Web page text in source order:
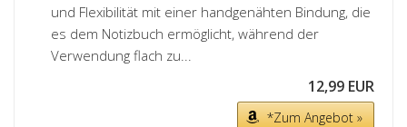
und Flexibilität mit einer handgenähten Bindung, die
es dem Notizbuch ermöglicht, während der
Verwendung flach zu...
12,99 EUR
*Zum Angebot »